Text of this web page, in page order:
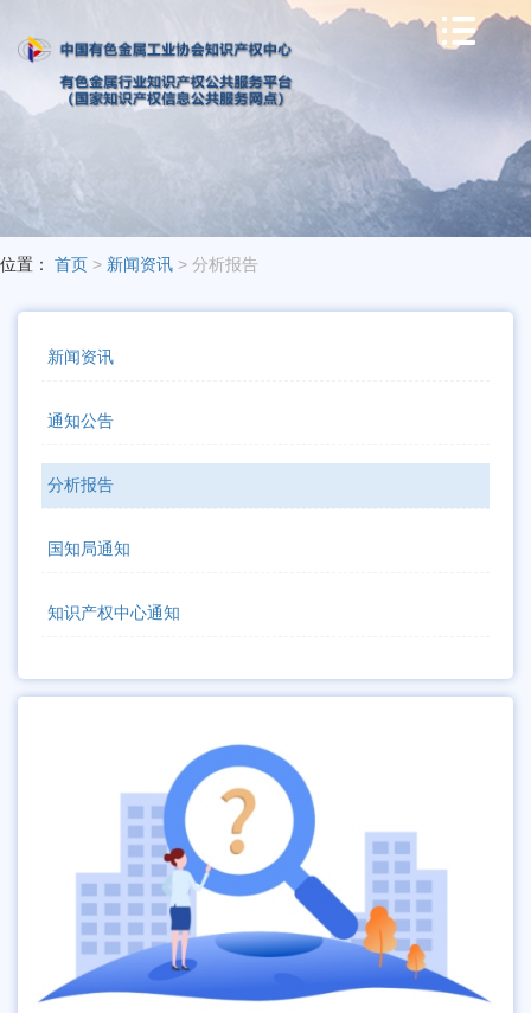

位置： 首页 > 新闻资讯 > 分析报告
新闻资讯
通知公告
分析报告
国知局通知
知识产权中心通知